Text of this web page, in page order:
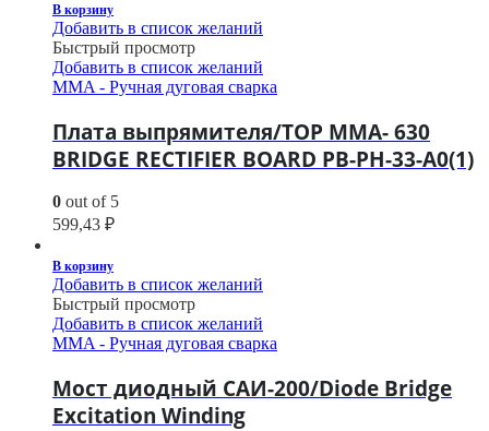
В корзину
Добавить в список желаний
Быстрый просмотр
Добавить в список желаний
MMA - Ручная дуговая сварка
Плата выпрямителя/TOP MMA- 630
BRIDGE RECTIFIER BOARD PB-PH-33-A0(1)
0 out of 5
599,43 ₽
В корзину
Добавить в список желаний
Быстрый просмотр
Добавить в список желаний
MMA - Ручная дуговая сварка
Мост диодный САИ-200/Diode Bridge
Excitation Winding